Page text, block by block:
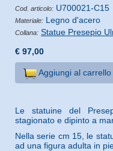
Cod. articolo: U700021-C15
Materiale: Legno d'acero
Collana: Statue Presepio
€ 97,00
Aggiungi al carrello
Le statuine del
stagionato e dipinto a
Nella serie cm 15, le
ad una figura adulta in